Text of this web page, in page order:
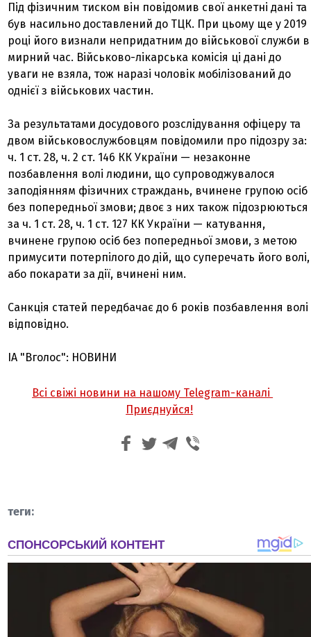
Під фізичним тиском він повідомив свої анкетні дані та
був насильно доставлений до ТЦК. При цьому ще у 2019
році його визнали непридатним до військової служби в
мирний час. Військово-лікарська комісія ці дані до
уваги не взяла, тож наразі чоловік мобілізований до
однієї з військових частин.
За результатами досудового розслідування офіцеру та
двом військовослужбовцям повідомили про підозру за:
ч. 1 ст. 28, ч. 2 ст. 146 КК України — незаконне
позбавлення волі людини, що супроводжувалося
заподіянням фізичних страждань, вчинене групою осіб
без попередньої змови; двоє з них також підозрюються
за ч. 1 ст. 28, ч. 1 ст. 127 КК України — катування,
вчинене групою осіб без попередньої змови, з метою
примусити потерпілого до дій, що суперечать його волі,
або покарати за дії, вчинені ним.
Санкція статей передбачає до 6 років позбавлення волі
відповідно.
ІА "Вголос": НОВИНИ
Всі свіжі новини на нашому Telegram-каналі
Приєднуйся!